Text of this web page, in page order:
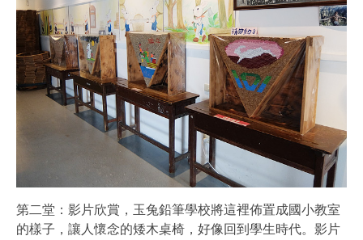
第二堂：影片欣賞，玉兔鉛筆學校將這裡佈置成國小教室
的樣子，讓人懷念的矮木桌椅，好像回到學生時代。影片